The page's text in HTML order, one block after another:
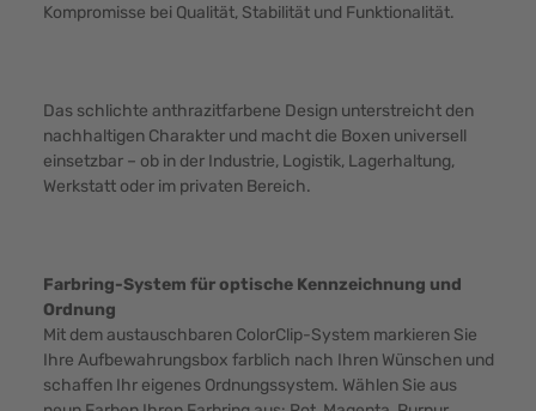
Kompromisse bei Qualität, Stabilität und Funktionalität.
Das schlichte anthrazitfarbene Design unterstreicht den
nachhaltigen Charakter und macht die Boxen universell
einsetzbar – ob in der Industrie, Logistik, Lagerhaltung,
Werkstatt oder im privaten Bereich.
Farbring-System für optische Kennzeichnung und
Ordnung
Mit dem austauschbaren ColorClip-System markieren Sie
Ihre Aufbewahrungsbox farblich nach Ihren Wünschen und
schaffen Ihr eigenes Ordnungssystem. Wählen Sie aus